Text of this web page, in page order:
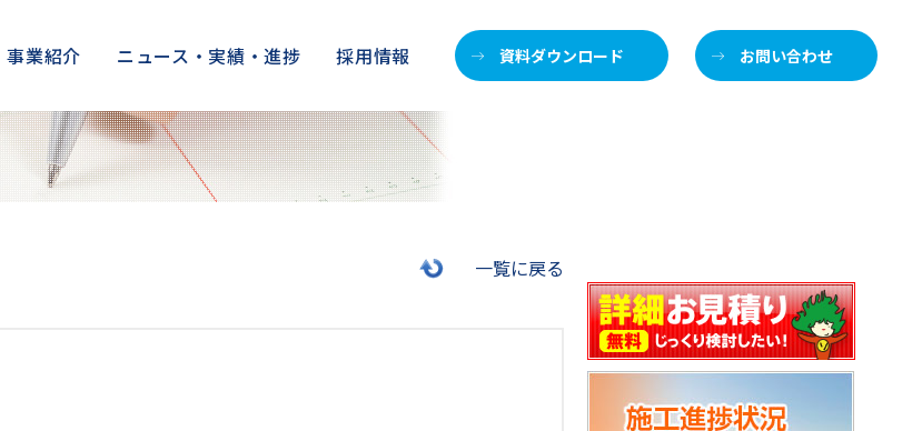
事業紹介 ニュース・実績・進捗 採用情報 資料ダウンロード お問い合わせ
一覧に戻る